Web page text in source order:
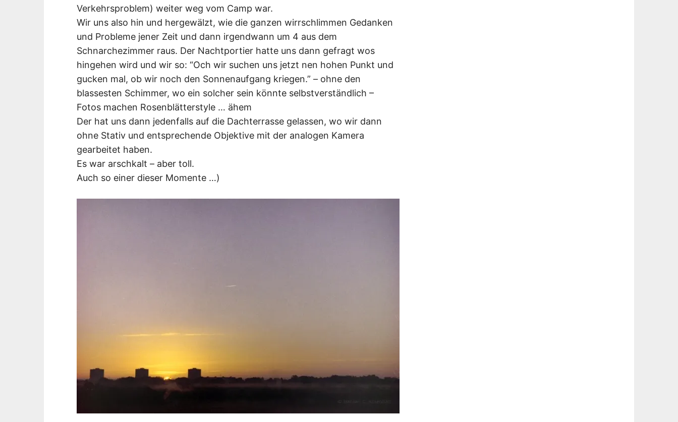
Verkehrsproblem) weiter weg vom Camp war.
Wir uns also hin und hergewälzt, wie die ganzen wirrschlimmen Gedanken
und Probleme jener Zeit und dann irgendwann um 4 aus dem
Schnarchezimmer raus. Der Nachtportier hatte uns dann gefragt wos
hingehen wird und wir so: “Och wir suchen uns jetzt nen hohen Punkt und
gucken mal, ob wir noch den Sonnenaufgang kriegen.” – ohne den
blassesten Schimmer, wo ein solcher sein könnte selbstverständlich –
Fotos machen Rosenblätterstyle … ähem
Der hat uns dann jedenfalls auf die Dachterrasse gelassen, wo wir dann
ohne Stativ und entsprechende Objektive mit der analogen Kamera
gearbeitet haben.
Es war arschkalt – aber toll.
Auch so einer dieser Momente …)